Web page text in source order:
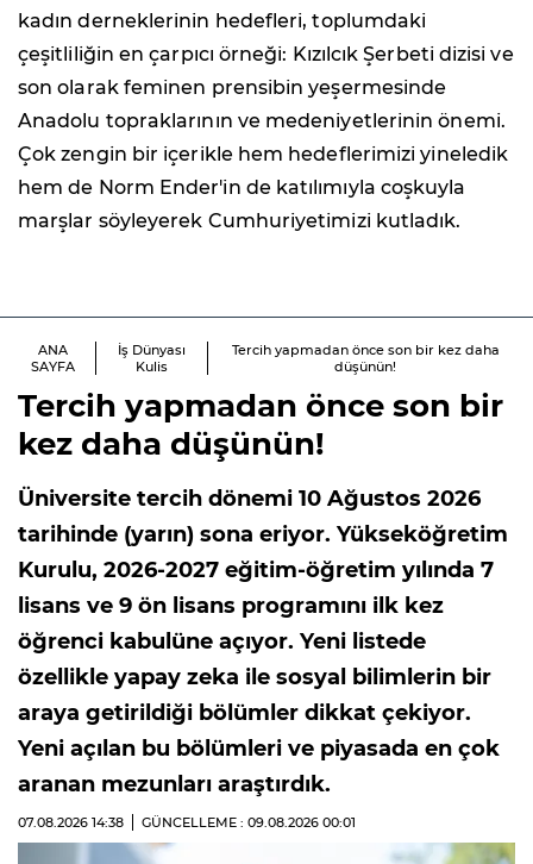
kadın derneklerinin hedefleri, toplumdaki
çeşitliliğin en çarpıcı örneği: Kızılcık Şerbeti dizisi ve
son olarak feminen prensibin yeşermesinde
Anadolu topraklarının ve medeniyetlerinin önemi.
Çok zengin bir içerikle hem hedeflerimizi yineledik
hem de Norm Ender'in de katılımıyla coşkuyla
marşlar söyleyerek Cumhuriyetimizi kutladık.
ANA
SAYFA
İş Dünyası
Kulis
Tercih yapmadan önce son bir kez daha
düşünün!
Tercih yapmadan önce son bir
kez daha düşünün!
Üniversite tercih dönemi 10 Ağustos 2026
tarihinde (yarın) sona eriyor. Yükseköğretim
Kurulu, 2026-2027 eğitim-öğretim yılında 7
lisans ve 9 ön lisans programını ilk kez
öğrenci kabulüne açıyor. Yeni listede
özellikle yapay zeka ile sosyal bilimlerin bir
araya getirildiği bölümler dikkat çekiyor.
Yeni açılan bu bölümleri ve piyasada en çok
aranan mezunları araştırdık.
07.08.2026 14:38 GÜNCELLEME : 09.08.2026 00:01